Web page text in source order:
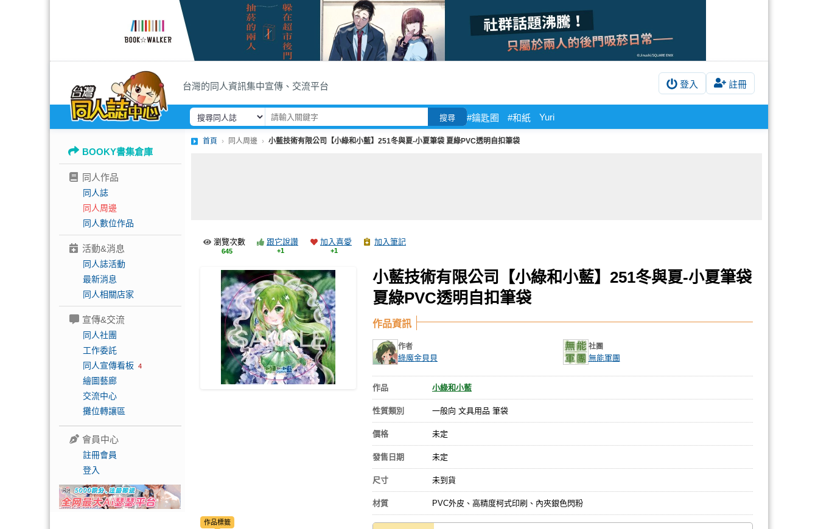
台灣的同人資訊集中宣傳、交流平台 登入 註冊
搜尋 #鑰匙圈 #和紙 Yuri
BOOKY書集倉庫
同人作品
同人誌
同人周邊
同人數位作品
活動&消息
同人誌活動
最新消息
同人相關店家
宣傳&交流
同人社團
工作委託
同人宣傳看板 4
繪圖藝廊
交流中心
攤位轉讓區
會員中心
註冊會員
登入
首頁 同人周邊 小藍技術有限公司【小綠和小藍】251冬與夏-小夏筆袋 夏綠PVC透明自扣筆袋
瀏覽次數
645
跟它說讚
+1
加入喜愛
+1
加入筆記
小藍技術有限公司【小綠和小藍】251冬與夏-小夏筆袋
夏綠PVC透明自扣筆袋
作品標籤
作品資訊
作者
綠魔金貝貝
社團
無能軍團
作品 小綠和小藍
性質類別 一般向 文具用品 筆袋
價格 未定
發售日期 未定
尺寸 未到貨
材質 PVC外皮、高精度柯式印刷、內夾銀色閃粉